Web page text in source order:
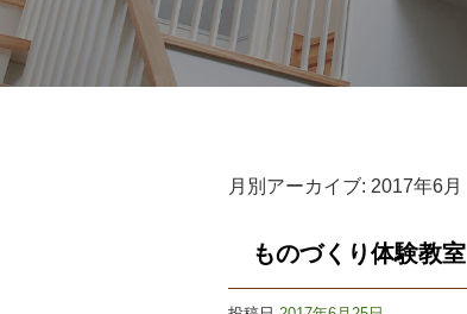
月別アーカイブ: 2017年6月
ものづくり体験教室